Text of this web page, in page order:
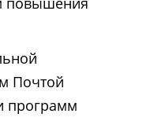
Почтой
программ